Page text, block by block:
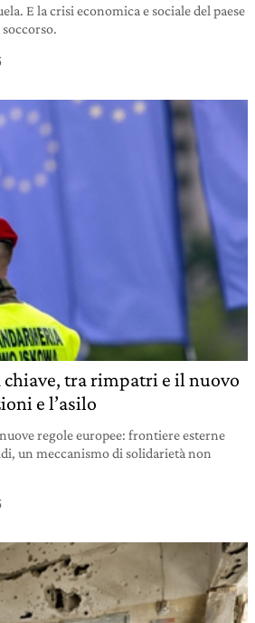
E la crisi economica e sociale del paese
chiave, tra rimpatri e il nuovo
e l’asilo
regole europee: frontiere esterne
un meccanismo di solidarietà non